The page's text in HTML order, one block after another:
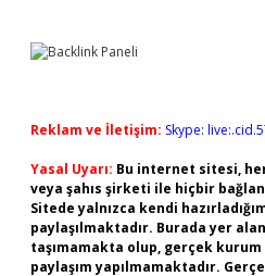
Reklam ve İletişim: Skype:
Yasal Uyarı: Bu internet sitesi,
veya şahıs şirketi ile hiçbir
Sitede yalnızca kendi
paylaşılmaktadır. Burada yer
taşımamakta olup, gerçek
paylaşım yapılmamaktadır.